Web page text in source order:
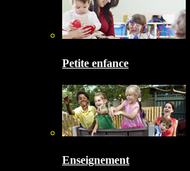
Petite enfance
Enseignement